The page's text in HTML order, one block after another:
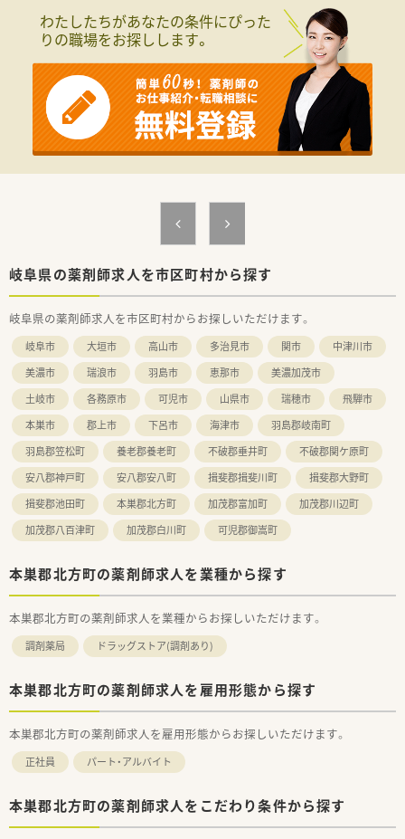
てきぱきと枚数をこなすのがお得意な方にもオススメです！
■遠隔者には住宅の手配もいたします。
遠方からの応募も歓迎！
■最寄りの駅は北方真桑駅 (樽見鉄道樽見線)ですが、
車通勤が便利な立地です。
＼ こんな会社です ／
■三重県・岐阜県に調剤薬局7店舗を展開中！
■代表も薬剤師で、現場目線を持ちながら店舗運営を行っていま
す。
■店舗形態はマンツーマンがほとんど。
■今後も店舗拡大を計画中！勢いある企業です。
わたしたちがあなたの条件にぴった
りの職場をお探しします。
岐阜県の薬剤師求人を市区町村から探す
岐阜県の薬剤師求人を市区町村からお探しいただけます。
岐阜市 大垣市 高山市 多治見市 関市
中津川市
美濃市
瑞浪市 羽島市 恵那市
美濃加茂市
土岐市
各務原市 可児市 山県市 瑞穂市
飛騨市
本巣市
郡上市 下呂市 海津市
羽島郡岐南町
羽島郡笠松町
養老郡養老町 不破郡垂井町
不破郡関ケ原町
安八郡神戸町
安八郡安八町 揖斐郡揖斐川町
揖斐郡大野町
揖斐郡池田町
本巣郡北方町 加茂郡富加町
加茂郡川辺町
加茂郡八百津町
加茂郡白川町 可児郡御嵩町
本巣郡北方町の薬剤師求人を業種から探す
本巣郡北方町の薬剤師求人を業種からお探しいただけます。
調剤薬局 ドラッグストア(調剤あり)
本巣郡北方町の薬剤師求人を雇用形態から探す
本巣郡北方町の薬剤師求人を雇用形態からお探しいただけます。
正社員 パート・アルバイト
本巣郡北方町の薬剤師求人をこだわり条件から探す